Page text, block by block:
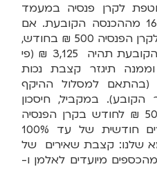
לקרן פנסיה במעמד
עצמאי היא בשיעור של 16% מההכנסה הקובעת. אם
למשל עקרת בית הפקידה לקרן הפנסיה 500 ₪ בחודש,
המשמעות היא שההכנסה הקובעת תהיה 3,125 ₪ (פי
וממנה תיגזר קצבת נכות
של עד 2,343 ₪ (בהתאם למסלול ההיקף
75% מהשכר הקובע). במקביל, חיסכון
חודשי שכזה בגובה של 500 ₪ לחודש בקרן הפנסיה
עשוי לזכות בקצבת שארים חודשית של עד 100%
שלנו: קצבת שאירים של
עד 3,125 ₪ (מתוכם 60% מהכספים מיועדים לאלמן ו-